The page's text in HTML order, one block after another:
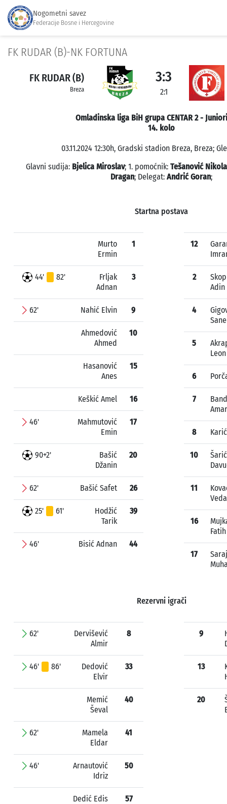
Nogometni savez
Federacije Bosne i Hercegovine
FK RUDAR (B)-NK FORTUNA
FK RUDAR (B)
Breza
3:3
2:1
Omladinska liga BiH grupa CENTAR 2 -
14. kolo
03.11.2024 12:30h, Gradski stadion Breza, Breza;
Glavni sudija: Bjelica Miroslav; 1. pomoćnik: Tešanović Nikola
Dragan; Delegat: Andrić Goran;
Startna postava
Murto
Ermin
1
44' 82'
Frljak
Adnan
3
62' Nahić Elvin 9
Ahmedović
Ahmed
10
Hasanović
Anes
15
Keškić Amel 16
46'
Mahmutović
Emin
17
90+2'
Bašić
Džanin
20
62' Bašić Safet 26
25' 61'
Hodžić
Tarik
39
46' Bisić Adnan 44
12
2
Adin
4
5
Leon
6
7
Amar
8
10
Šarić
11
16
Fatih
17
Rezervni igrači
62'
Dervišević
Almir
8
46' 86'
Dedović
Elvir
33
Memić
Ševal
40
62'
Mamela
Eldar
41
46'
Arnautović
Idriz
50
Dedić Edis 57
9
13
20